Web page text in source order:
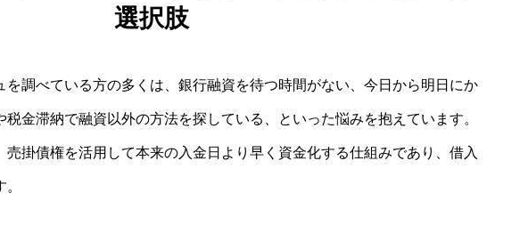
選択肢
を調べている方の多くは、銀行融資を待つ時間がない、今日から明日にか
金滞納で融資以外の方法を探している、といった悩みを抱えています。
売掛債権を活用して本来の入金日より早く資金化する仕組みであり、借入